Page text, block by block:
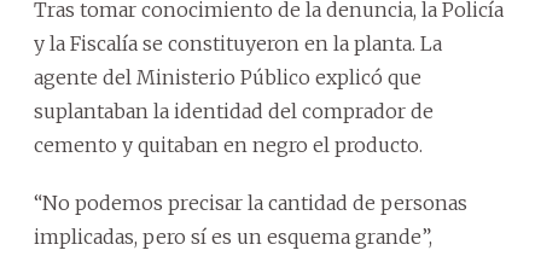
Tras tomar conocimiento de la denuncia, la Policía
y la Fiscalía se constituyeron en la planta. La
agente del Ministerio Público explicó que
suplantaban la identidad del comprador de
cemento y quitaban en negro el producto.
“No podemos precisar la cantidad de personas
implicadas, pero sí es un esquema grande”,